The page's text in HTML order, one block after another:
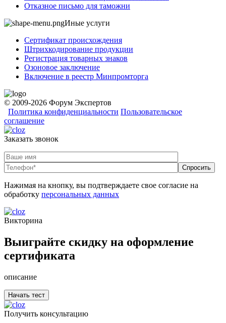
Отказное письмо для таможни
Иные услуги
Сертификат происхождения
Штрихкодирование продукции
Регистрация товарных знаков
Озоновое заключение
Включение в реестр Минпромторга
© 2009-2026 Форум Экспертов
Политика конфиденциальности Пользовательское
соглашение
Заказать звонок
Нажимая на кнопку, вы подтверждаете свое согласие на
обработку персональных данных
Викторина
Выиграйте скидку на оформление
сертификата
описание
Получить консультацию